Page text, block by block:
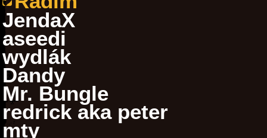
JendaX
aseedi
wydlák
Dandy
Mr. Bungle
redrick aka peter
mty